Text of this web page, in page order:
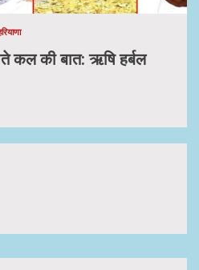
कल की बात: ऋषि हर्बल